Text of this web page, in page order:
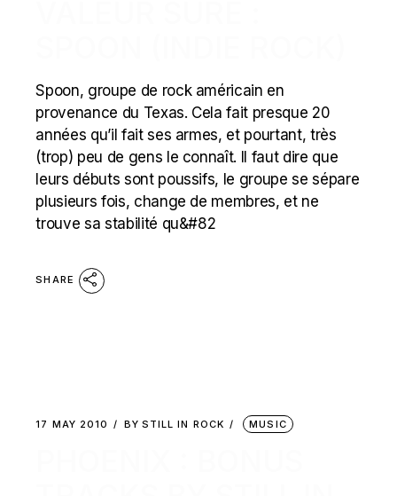
Spoon, groupe de rock américain en
provenance du Texas. Cela fait presque 20
années qu’il fait ses armes, et pourtant, très
(trop) peu de gens le connaît. Il faut dire que
leurs débuts sont poussifs, le groupe se sépare
plusieurs fois, change de membres, et ne
trouve sa stabilité qu&#82
SHARE
17 MAY 2010 BY STILL IN ROCK MUSIC